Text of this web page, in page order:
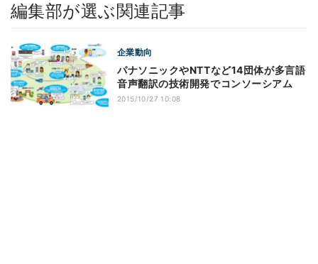
編集部が選ぶ関連記事
企業動向
パナソニックやNTTなど14団体が多言語
音声翻訳の技術開発でコンソーシアム
2015/10/27 10:08